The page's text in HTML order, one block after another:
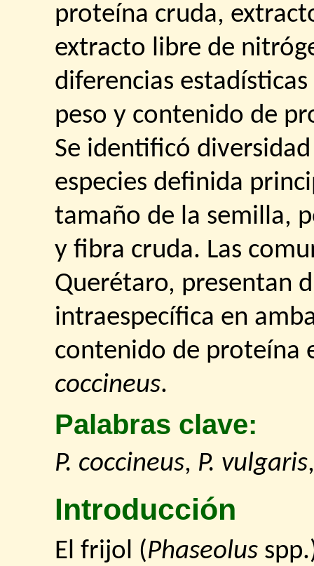
proteína cruda,
extracto libre de
diferencias
peso y contenido de
Se identificó
especies definida
tamaño de la semilla,
y fibra cruda. Las
Querétaro, presentan
intraespecífica en
contenido de proteína
coccineus.
Palabras clave:
P. coccineus, P. vulgaris
Introducción
El frijol (Phaseolus